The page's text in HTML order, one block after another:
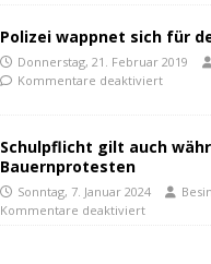
Polizei wappnet sich für
Donnerstag, 21. Februar 2019
Kommentare deaktiviert
Schulpflicht gilt auch
Bauernprotesten
Sonntag, 7. Januar 2024
Kommentare deaktiviert